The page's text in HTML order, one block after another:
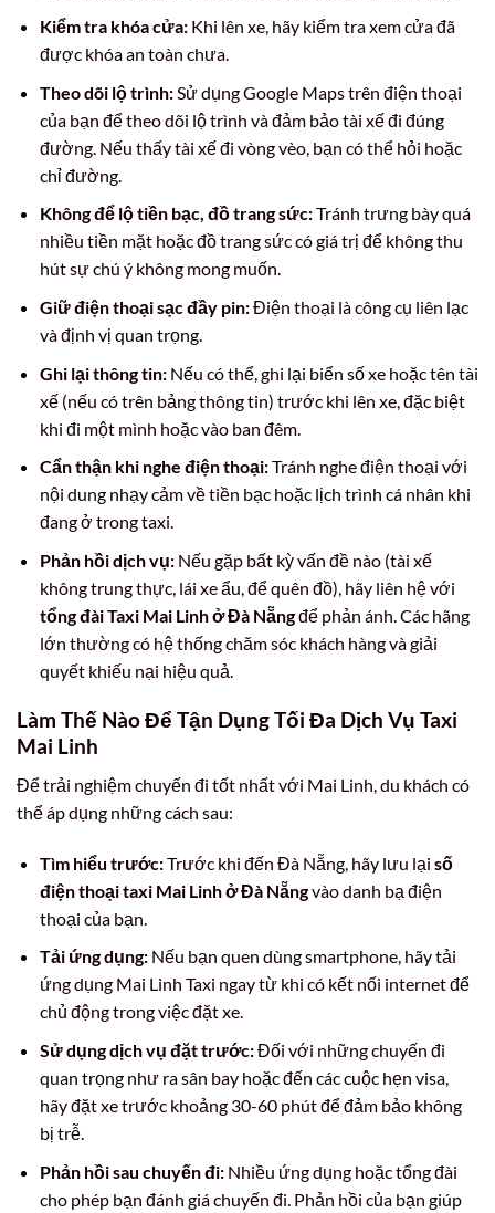
Kiểm tra khóa cửa:Khi lên xe, hãy kiểm tra xem cửa đã
được khóa an toàn chưa.
Theo dõi lộ trình:Sử dụng Google Maps trên điện thoại
của bạn để theo dõi lộ trình và đảm bảo tài xế đi đúng
đường. Nếu thấy tài xế đi vòng vèo, bạn có thể hỏi hoặc
chỉ đường.
Không để lộ tiền bạc, đồ trang sức:Tránh trưng bày quá
nhiều tiền mặt hoặc đồ trang sức có giá trị để không thu
hút sự chú ý không mong muốn.
Giữ điện thoại sạc đầy pin:Điện thoại là công cụ liên lạc
và định vị quan trọng.
Ghi lại thông tin:Nếu có thể, ghi lại biển số xe hoặc tên tài
xế (nếu có trên bảng thông tin) trước khi lên xe, đặc biệt
khi đi một mình hoặc vào ban đêm.
Cẩn thận khi nghe điện thoại:Tránh nghe điện thoại với
nội dung nhạy cảm về tiền bạc hoặc lịch trình cá nhân khi
đang ở trong taxi.
Phản hồi dịch vụ:Nếu gặp bất kỳ vấn đề nào (tài xế
không trung thực, lái xe ẩu, để quên đồ), hãy liên hệ với
tổng đài Taxi Mai Linh ở Đà Nẵngđể phản ánh. Các hãng
lớn thường có hệ thống chăm sóc khách hàng và giải
quyết khiếu nại hiệu quả.
Làm Thế Nào Để Tận Dụng Tối Đa Dịch Vụ Taxi
Mai Linh
Để trải nghiệm chuyến đi tốt nhất với Mai Linh, du khách có
thể áp dụng những cách sau:
Tìm hiểu trước:Trước khi đến Đà Nẵng, hãy lưu lại số
điện thoại taxi Mai Linh ở Đà Nẵngvào danh bạ điện
thoại của bạn.
Tải ứng dụng:Nếu bạn quen dùng smartphone, hãy tải
ứng dụng Mai Linh Taxi ngay từ khi có kết nối internet để
chủ động trong việc đặt xe.
Sử dụng dịch vụ đặt trước:Đối với những chuyến đi
quan trọng như ra sân bay hoặc đến các cuộc hẹn visa,
hãy đặt xe trước khoảng 30-60 phút để đảm bảo không
bị trễ.
Phản hồi sau chuyến đi:Nhiều ứng dụng hoặc tổng đài
cho phép bạn đánh giá chuyến đi. Phản hồi của bạn giúp